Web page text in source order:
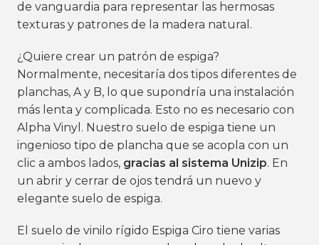
de vanguardia para representar las hermosas
texturas y patrones de la madera natural.
¿Quiere crear un patrón de espiga?
Normalmente, necesitaría dos tipos diferentes de
planchas, A y B, lo que supondría una instalación
más lenta y complicada. Esto no es necesario con
Alpha Vinyl. Nuestro suelo de espiga tiene un
ingenioso tipo de plancha que se acopla con un
clic a ambos lados, gracias al sistema Unizip. En
un abrir y cerrar de ojos tendrá un nuevo y
elegante suelo de espiga.
El suelo de vinilo rígido Espiga Ciro tiene varias